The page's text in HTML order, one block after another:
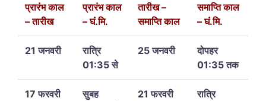
प्रारंभ काल
– तारीख
प्रारंभ काल
– घं.मि.
तारीख –
समाप्ति काल
समाप्ति काल
– घं.मि.
21 जनवरी
रात्रि
01:35 से
25 जनवरी
दोपहर
01:35 तक
17 फरवरी
सुबह
21 फरवरी
रात्रि